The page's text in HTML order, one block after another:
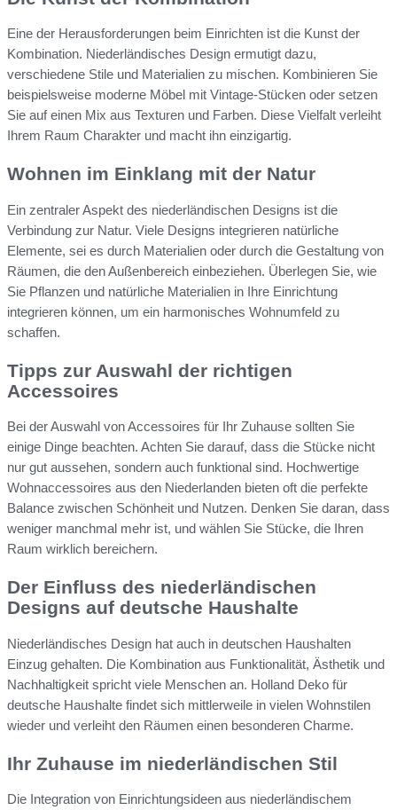
Eine der Herausforderungen beim Einrichten ist die Kunst der
Kombination. Niederländisches Design ermutigt dazu,
verschiedene Stile und Materialien zu mischen. Kombinieren Sie
beispielsweise moderne Möbel mit Vintage-Stücken oder setzen
Sie auf einen Mix aus Texturen und Farben. Diese Vielfalt verleiht
Ihrem Raum Charakter und macht ihn einzigartig.
Wohnen im Einklang mit der Natur
Ein zentraler Aspekt des niederländischen Designs ist die
Verbindung zur Natur. Viele Designs integrieren natürliche
Elemente, sei es durch Materialien oder durch die Gestaltung von
Räumen, die den Außenbereich einbeziehen. Überlegen Sie, wie
Sie Pflanzen und natürliche Materialien in Ihre Einrichtung
integrieren können, um ein harmonisches Wohnumfeld zu
schaffen.
Tipps zur Auswahl der richtigen
Accessoires
Bei der Auswahl von Accessoires für Ihr Zuhause sollten Sie
einige Dinge beachten. Achten Sie darauf, dass die Stücke nicht
nur gut aussehen, sondern auch funktional sind. Hochwertige
Wohnaccessoires aus den Niederlanden bieten oft die perfekte
Balance zwischen Schönheit und Nutzen. Denken Sie daran, dass
weniger manchmal mehr ist, und wählen Sie Stücke, die Ihren
Raum wirklich bereichern.
Der Einfluss des niederländischen
Designs auf deutsche Haushalte
Niederländisches Design hat auch in deutschen Haushalten
Einzug gehalten. Die Kombination aus Funktionalität, Ästhetik und
Nachhaltigkeit spricht viele Menschen an. Holland Deko für
deutsche Haushalte findet sich mittlerweile in vielen Wohnstilen
wieder und verleiht den Räumen einen besonderen Charme.
Ihr Zuhause im niederländischen Stil
Die Integration von Einrichtungsideen aus niederländischem